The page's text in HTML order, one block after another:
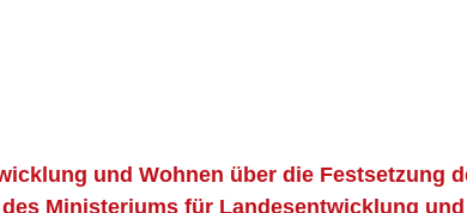
und Wohnen über die Festsetzung
Ministeriums für Landesentwicklung